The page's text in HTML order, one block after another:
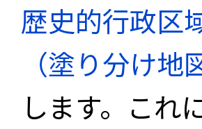
歴史的行政区
（塗り分け地
します。これ